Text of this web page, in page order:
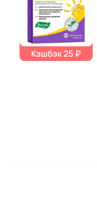
Кэшбэк 25 ₽